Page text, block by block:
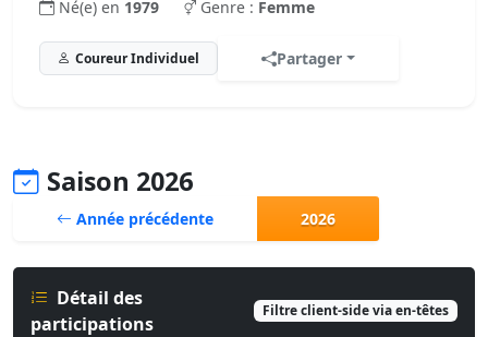
Né(e) en 1979 Genre : Femme
Coureur Individuel Partager
Saison 2026
Année précédente 2026
Détail des
participations
Filtre client-side via en-têtes